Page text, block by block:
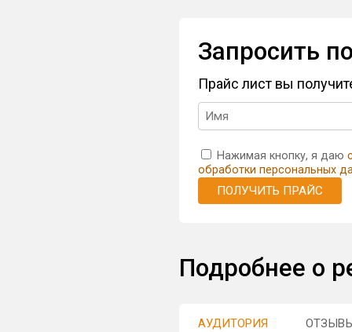
Запросить
Прайс лист вы
Нажимая кнопку, я даю
обработки персональных
ПОЛУЧИТЬ ПРАЙС
Подробнее о
АУДИТОРИЯ